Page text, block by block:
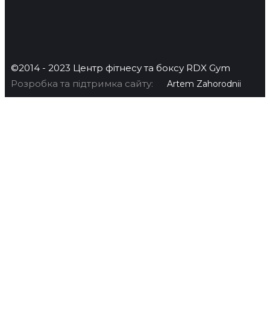
©2014 - 2023 Центр фітнесу та боксу RDX Gym
Розробка та підтримка сайту:
Artem Zahorodnii